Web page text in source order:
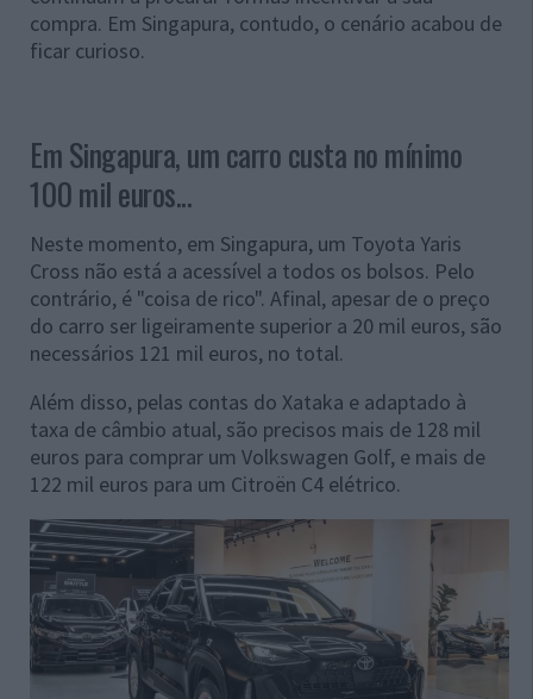
compra. Em Singapura, contudo, o cenário acabou de
ficar curioso.
Em Singapura, um carro custa no mínimo
100 mil euros...
Neste momento, em Singapura, um Toyota Yaris
Cross não está a acessível a todos os bolsos. Pelo
contrário, é "coisa de rico". Afinal, apesar de o preço
do carro ser ligeiramente superior a 20 mil euros, são
necessários 121 mil euros, no total.
Além disso, pelas contas do Xataka e adaptado à
taxa de câmbio atual, são precisos mais de 128 mil
euros para comprar um Volkswagen Golf, e mais de
122 mil euros para um Citroën C4 elétrico.